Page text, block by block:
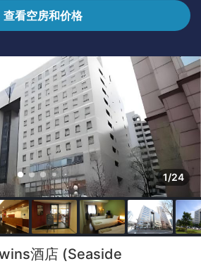
查看空房和价格
1/24
酒店 (Seaside